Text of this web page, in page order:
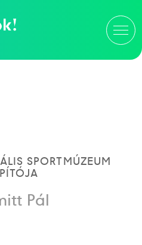
SPORTMÚZEUM
Pál